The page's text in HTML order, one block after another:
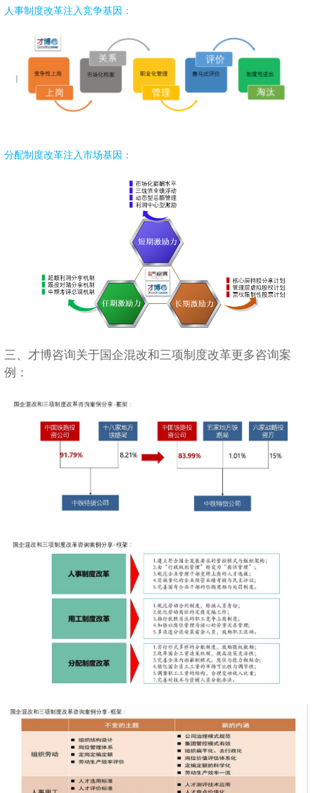
人事制度改革注入竞争基因：
分配制度改革注入市场基因：
三、才博咨询关于国企混改和三项制度改革更多咨询案
例：